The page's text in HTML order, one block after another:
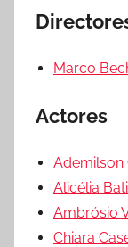
Marco
Actores
Ademilson
Alicélia
Ambrósio
Chiara